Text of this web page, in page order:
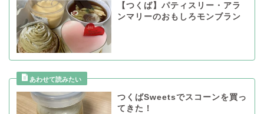
【つくば】パティスリー・アラ
ンマリーのおもしろモンブラン
つくばSweetsでスコーンを買っ
てきた！